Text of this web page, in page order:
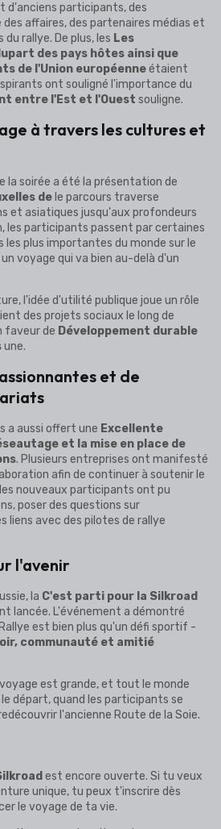
d'anciens participants, des
affaires, des partenaires médias et
rallye. De plus, les Les
des pays hôtes ainsi que
de l'Union européenneétaient
ont souligné l'importance du
entre l'Est et l'Ouest souligne.
à travers les cultures et
la soirée a été la présentation de
de le parcours traverse
et asiatiques jusqu'aux profondeurs
les participants passent par certaines
plus importantes du monde sur le
voyage qui va bien au-delà d'un
l'idée d'utilité publique joue un rôle
des projets sociaux le long de
faveur de Développement durable
une.
et de
a aussi offert une Excellente
et la mise en place de
. Plusieurs entreprises ont manifesté
afin de continuer à soutenir le
nouveaux participants ont pu
poser des questions sur
liens avec des pilotes de rallye
l'avenir
la C'est parti pour la Silkroad
lancée. L'événement a démontré
est bien plus qu'un défi sportif -
communauté et amitié
est grande, et tout le monde
départ, quand les participants se
l'ancienne Route de la Soie.
est encore ouverte. Si tu veux
unique, tu peux t'inscrire dès
le voyage de ta vie.